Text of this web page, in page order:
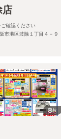
店
ご確認ください
市港区波除１丁目４－９
8枚